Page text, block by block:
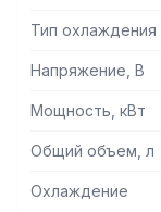
Тип охлаждения
Напряжение, В
Мощность, кВт
Общий объем, л
Охлаждение